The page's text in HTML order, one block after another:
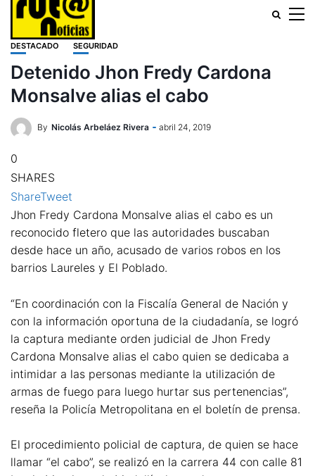
DESTACADO SEGURIDAD
Detenido Jhon Fredy Cardona
Monsalve alias el cabo
By Nicolás Arbeláez Rivera abril 24, 2019
0
SHARES
ShareTweet
Jhon Fredy Cardona Monsalve alias el cabo es un
reconocido fletero que las autoridades buscaban
desde hace un año, acusado de varios robos en los
barrios Laureles y El Poblado.
“En coordinación con la Fiscalía General de Nación y
con la información oportuna de la ciudadanía, se logró
la captura mediante orden judicial de Jhon Fredy
Cardona Monsalve alias el cabo quien se dedicaba a
intimidar a las personas mediante la utilización de
armas de fuego para luego hurtar sus pertenencias”,
reseña la Policía Metropolitana en el boletín de prensa.
El procedimiento policial de captura, de quien se hace
llamar “el cabo”, se realizó en la carrera 44 con calle 81